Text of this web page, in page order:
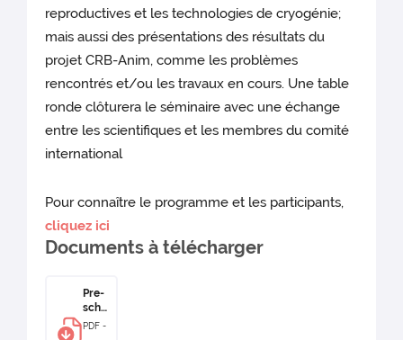
reproductives et les technologies de cryogénie;
mais aussi des présentations des résultats du
projet CRB-Anim, comme les problèmes
rencontrés et/ou les travaux en cours. Une table
ronde clôturera le séminaire avec une échange
entre les scientifiques et les membres du comité
international
Pour connaître le programme et les participants,
cliquez ici
Documents à télécharger
Pre-
sche
dule
PDF -